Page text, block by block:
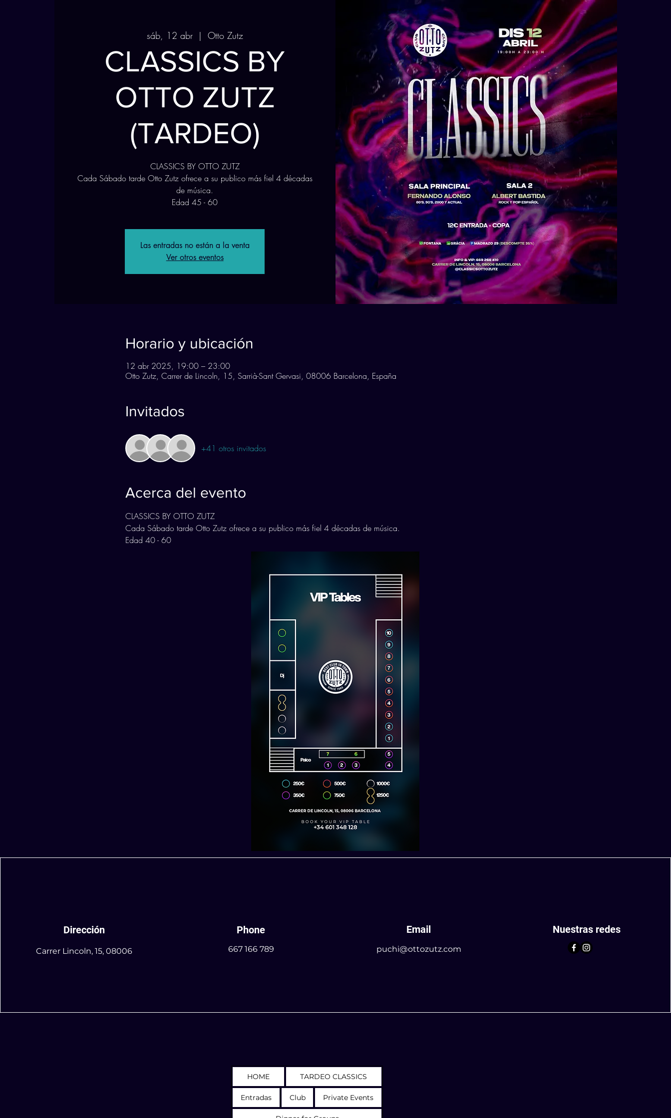
sáb, 12 abr
  |
Otto Zutz
CLASSICS BY
OTTO ZUTZ
(TARDEO)
CLASSICS BY OTTO ZUTZ
Cada Sábado tarde Otto Zutz ofrece a su publico más fiel 4 décadas
de música.
Edad 45 - 60
Las entradas no están a la venta
Ver otros eventos
Horario y ubicación
12 abr 2025, 19:00 – 23:00
Otto Zutz, Carrer de Lincoln, 15, Sarrià-Sant Gervasi, 08006 Barcelona, España
Invitados
+41 otros invitados
Acerca del evento
CLASSICS BY OTTO ZUTZ
Cada Sábado tarde Otto Zutz ofrece a su publico más fiel 4 décadas de música.
Edad 40 - 60
HOME TARDEO CLASSICS
Entradas Club Private Events
Dirección
Carrer Lincoln, 15, 08006
Phone
667 166 789
Email
puchi@ottozutz.com
Nuestras redes